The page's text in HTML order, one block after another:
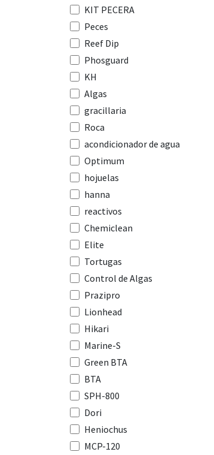
KIT PECERA
Peces
Reef Dip
Phosguard
KH
Algas
gracillaria
Roca
acondicionador de agua
Optimum
hojuelas
hanna
reactivos
Chemiclean
Elite
Tortugas
Control de Algas
Prazipro
Lionhead
Hikari
Marine-S
Green BTA
BTA
SPH-800
Dori
Heniochus
MCP-120